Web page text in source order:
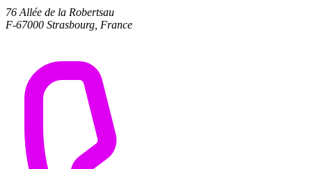
76 Allée de la Robertsau
F-67000 Strasbourg, France